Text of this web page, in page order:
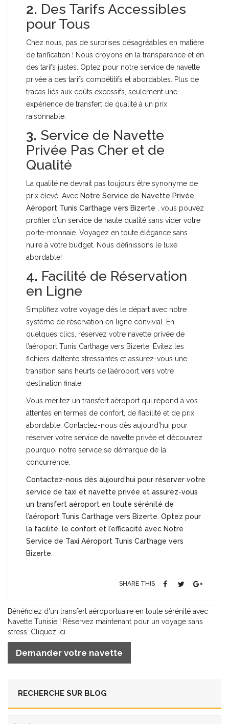
2. Des Tarifs Accessibles
pour Tous
Chez nous, pas de surprises désagréables en matière
de tarification ! Nous croyons en la transparence et en
des tarifs justes. Optez pour notre service de navette
privée à des tarifs compétitifs et abordables. Plus de
tracas liés aux coûts excessifs, seulement une
expérience de transfert de qualité à un prix
raisonnable.
3. Service de Navette
Privée Pas Cher et de
Qualité
La qualité ne devrait pas toujours être synonyme de
prix élevé. Avec Notre Service de Navette Privée
Aéroport Tunis Carthage vers Bizerte , vous pouvez
profiter d’un service de haute qualité sans vider votre
porte-monnaie. Voyagez en toute élégance sans
nuire à votre budget. Nous définissons le luxe
abordable!
4. Facilité de Réservation
en Ligne
Simplifiez votre voyage dès le départ avec notre
système de réservation en ligne convivial. En
quelques clics, réservez votre navette privée de
l’aéroport Tunis Carthage vers Bizerte. Évitez les
fichiers d’attente stressantes et assurez-vous une
transition sans heurts de l’aéroport vers votre
destination finale.
Vous méritez un transfert aéroport qui répond à vos
attentes en termes de confort, de fiabilité et de prix
abordable. Contactez-nous dès aujourd’hui pour
réserver votre service de navette privée et découvrez
pourquoi notre service se démarque de la
concurrence.
Contactez-nous dès aujourd’hui pour réserver votre
service de taxi et navette privée et assurez-vous
un transfert aéroport en toute sérénité de
l’aéroport Tunis Carthage vers Bizerte. Optez pour
la facilité, le confort et l’efficacité avec Notre
Service de Taxi Aéroport Tunis Carthage vers
Bizerte.
SHARE THIS
Bénéficiez d'un transfert aéroportuaire en toute sérénité avec
Navette Tunisie ! Réservez maintenant pour un voyage sans
stress. Cliquez ici
Demander votre navette
RECHERCHE SUR BLOG